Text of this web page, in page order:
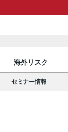
海外リスク
セミナー情報